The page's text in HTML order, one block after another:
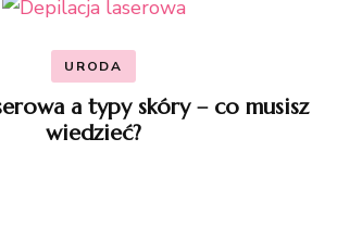
URODA
a typy skóry – co musisz
wiedzieć?